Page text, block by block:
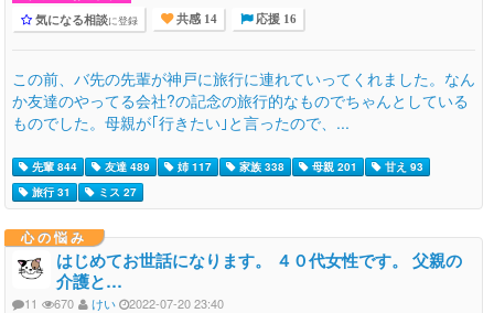
気になる相談に登録 共感 14 応援 16
この前、バ先の先輩が神戸に旅行に連れていってくれました。なん
か友達のやってる会社?の記念の旅行的なものでちゃんとしている
ものでした。母親が｢行きたい｣と言ったので、...
先輩 844 友達 489 姉 117 家族 338 母親 201
甘え 93
旅行 31
ミス 27
心の悩み
はじめてお世話になります。 ４０代女性です。 父親の
介護と…
11 670 けい 2022-07-20 23:40